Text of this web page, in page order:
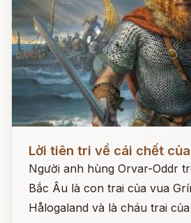
Lời tiên tri về cái chết
Người anh hùng Orvar-Oddr
Bắc Âu là con trai của vua
Hålogaland và là cháu trai